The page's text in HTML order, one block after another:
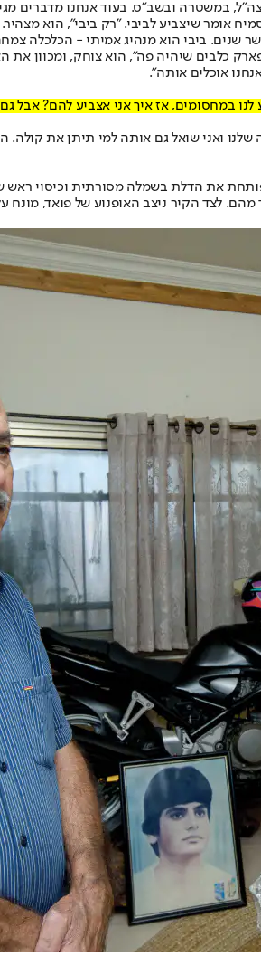
ובשב"ס. בעוד אנחנו מדברים מגיע לחנות סמיח,
אומר שיצביע לביבי. "רק ביבי", הוא
ביבי הוא מנהיג אמיתי - הכלכלה
שיהיה פה", הוא צוחק, ומכוון את
אוכלים אותה".
במחסומים, אז איך אני אצביע להם? אבל
ואני שואל גם אותה למי תיתן את
את הדלת בשמלה מסורתית וכיסוי
לצד הקיר ניצב האופנוע של פואד, מונח